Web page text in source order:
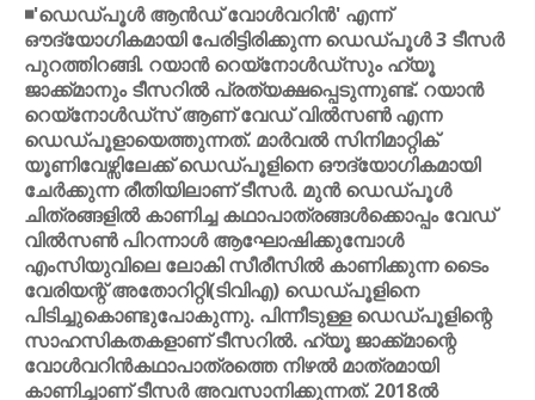
◾'ഡെഡ്പൂള്‍ ആന്‍ഡ് വോള്‍വറിന്‍' എന്ന്
ഔദ്യോഗികമായി പേരിട്ടിരിക്കുന്ന ഡെഡ്പൂള്‍ 3 ടീസര്‍
പുറത്തിറങ്ങി. റയാന്‍ റെയ്‌നോള്‍ഡ്‌സും ഹ്യൂ
ജാക്ക്മാനും ടീസറില്‍ പ്രത്യക്ഷപ്പെടുന്നുണ്ട്. റയാന്‍
റെയ്നോള്‍ഡ്സ് ആണ് വേഡ് വില്‍സണ്‍ എന്ന
ഡെഡ്പൂളായെത്തുന്നത്. മാര്‍വല്‍ സിനിമാറ്റിക്
യൂണിവേഴ്സിലേക്ക് ഡെഡ്പൂളിനെ ഔദ്യോഗികമായി
ചേര്‍ക്കുന്ന രീതിയിലാണ് ടീസര്‍. മുന്‍ ഡെഡ്പൂള്‍
ചിത്രങ്ങളില്‍ കാണിച്ച കഥാപാത്രങ്ങള്‍ക്കൊപ്പം വേഡ്
വില്‍സണ്‍ പിറന്നാള്‍ ആഘോഷിക്കുമ്പോള്‍
എംസിയുവിലെ ലോകി സീരീസില്‍ കാണിക്കുന്ന ടൈം
വേരിയന്റ് അതോറിറ്റി(ടിവിഎ) ഡെഡ്പൂളിനെ
പിടിച്ചുകൊണ്ടുപോകുന്നു. പിന്നീടുള്ള ഡെഡ്പൂളിന്റെ
സാഹസികതകളാണ് ടീസറില്‍. ഹ്യൂ ജാക്ക്മാന്റെ
വോള്‍വറിന്‍കഥാപാത്രത്തെ നിഴല്‍ മാത്രമായി
കാണിച്ചാണ് ടീസര്‍ അവസാനിക്കുന്നത്. 2018ല്‍